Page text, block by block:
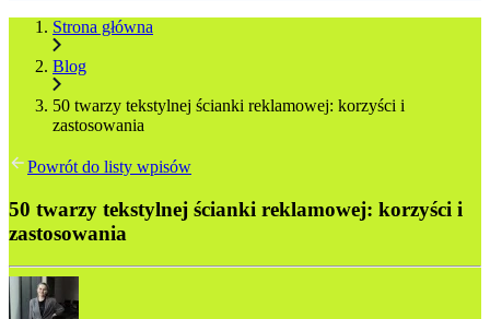
Strona główna
Blog
50 twarzy tekstylnej ścianki reklamowej: korzyści i
zastosowania
Powrót do listy wpisów
50 twarzy tekstylnej ścianki reklamowej: korzyści i
zastosowania